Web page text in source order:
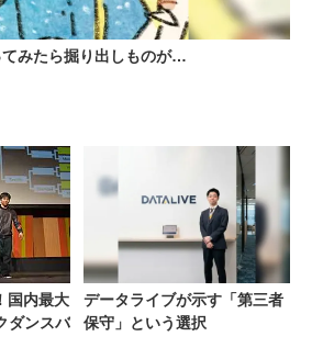
みたら掘り出しものが…
国内最大
ダンスバ
データライブが示す「第三者
保守」という選択